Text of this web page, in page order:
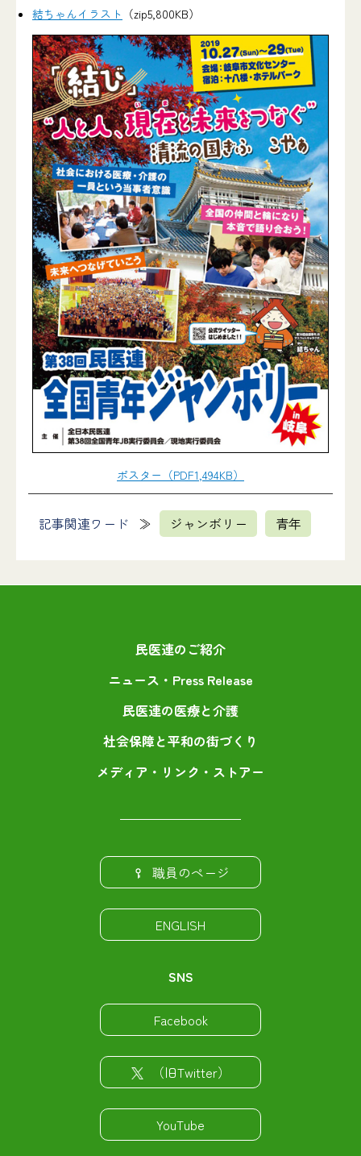
結ちゃんイラスト （zip5,800KB）
ポスター（PDF1,494KB）
記事関連ワード ジャンボリー 青年
民医連のご紹介
ニュース・Press Release
民医連の医療と介護
社会保障と平和の街づくり
メディア・リンク・ストアー
職員のページ
ENGLISH
SNS
Facebook
（旧Twitter）
YouTube